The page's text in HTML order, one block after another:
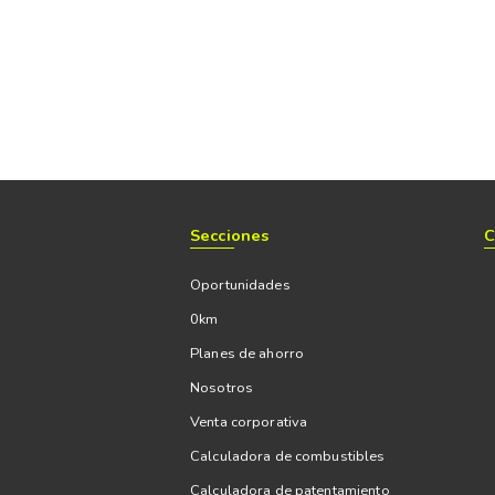
Secciones
Oportunidades
0km
Planes de ahorro
Nosotros
Venta corporativa
Calculadora de combustibles
Calculadora de patentamiento